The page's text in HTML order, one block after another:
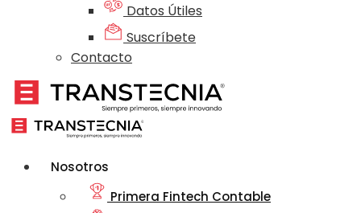
Datos Útiles
Suscríbete
Contacto
Nosotros
Primera Fintech Contable